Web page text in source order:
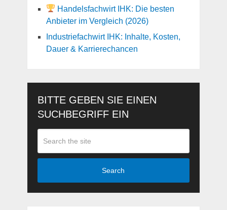
Handelsfachwirt IHK: Die besten
Anbieter im Vergleich (2026)
Industriefachwirt IHK: Inhalte, Kosten,
Dauer & Karrierechancen
BITTE GEBEN SIE EINEN
SUCHBEGRIFF EIN
Search